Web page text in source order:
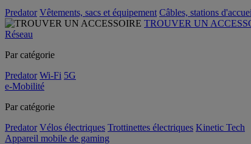
Predator Vêtements, sacs et équipement Câbles, stations
TROUVER UN
Réseau
Par catégorie
Predator Wi-Fi 5G
e-Mobilité
Par catégorie
Predator Vélos électriques Trottinettes électriques Kinetic Tech
Appareil mobile de gaming